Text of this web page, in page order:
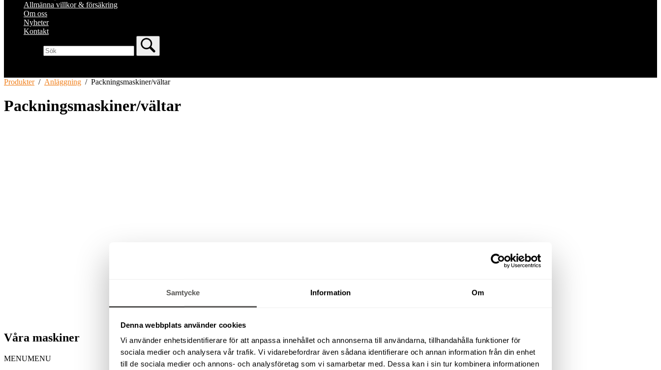
Samtycke Information Om
Denna webbplats använder cookies
Vi använder enhetsidentifierare för att anpassa innehållet och annonserna till användarna, tillhandahålla funktioner för
sociala medier och analysera vår trafik. Vi vidarebefordrar även sådana identifierare och annan information från din enhet
till de sociala medier och annons- och analysföretag som vi samarbetar med. Dessa kan i sin tur kombinera informationen
Allmänna villkor & försäkring
Om oss
Nyheter
Kontakt
Produkter/ Anläggning / Packningsmaskiner/vältar
Packningsmaskiner/vältar
Våra maskiner
MENUMENU